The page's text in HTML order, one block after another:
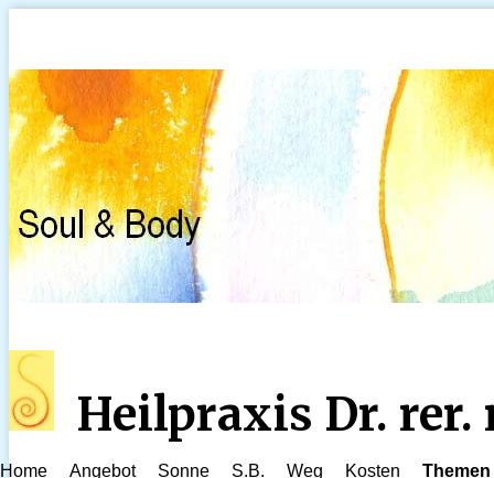
Heilpraxis Dr. rer.
Home Angebot Sonne S.B. Weg Kosten Themen